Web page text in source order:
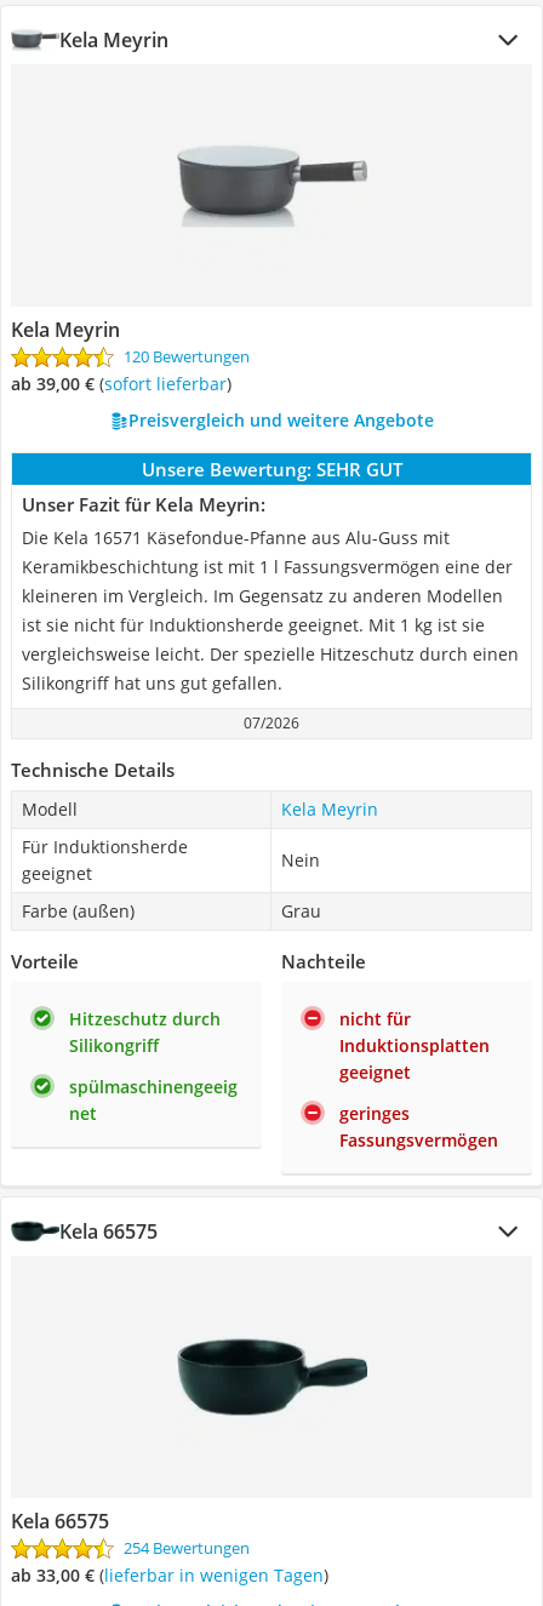
Kela Meyrin
Kela Meyrin
120 Bewertungen
ab 39,00 € ( Sofort lieferbar)
Preisvergleich und weitere Angebote
Unsere Bewertung: SEHR GUT
Unser Fazit für Kela Meyrin:
Die Kela 16571 Käsefondue-Pfanne aus Alu-Guss mit
Keramikbeschichtung ist mit 1 l Fassungsvermögen eine der
kleineren im Vergleich. Im Gegensatz zu anderen Modellen
ist sie nicht für Induktionsherde geeignet. Mit 1 kg ist sie
vergleichsweise leicht. Der spezielle Hitzeschutz durch einen
Silikongriff hat uns gut gefallen.
07/2026
Technische Details
Modell
Kela Meyrin
Für Induktionsherde
geeignet
Nein
Farbe (außen) Grau
Vorteile
Hitzeschutz durch
Silikongriff
spülmaschinengeeig
net
Nachteile
nicht für
Induktionsplatten
geeignet
geringes
Fassungsvermögen
Kela 66575
Kela 66575
254 Bewertungen
ab 33,00 € ( Lieferbar in wenigen Tagen)